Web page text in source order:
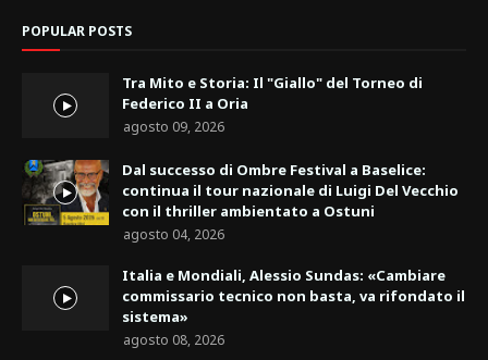
POPULAR POSTS
Tra Mito e Storia: Il "Giallo" del Torneo di
Federico II a Oria
agosto 09, 2026
Dal successo di Ombre Festival a Baselice:
continua il tour nazionale di Luigi Del Vecchio
con il thriller ambientato a Ostuni
agosto 04, 2026
Italia e Mondiali, Alessio Sundas: «Cambiare
commissario tecnico non basta, va rifondato il
sistema»
agosto 08, 2026